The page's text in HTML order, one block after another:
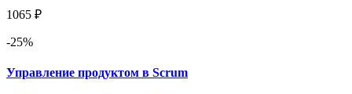
1065 ₽
-25%
Управление продуктом в Scrum